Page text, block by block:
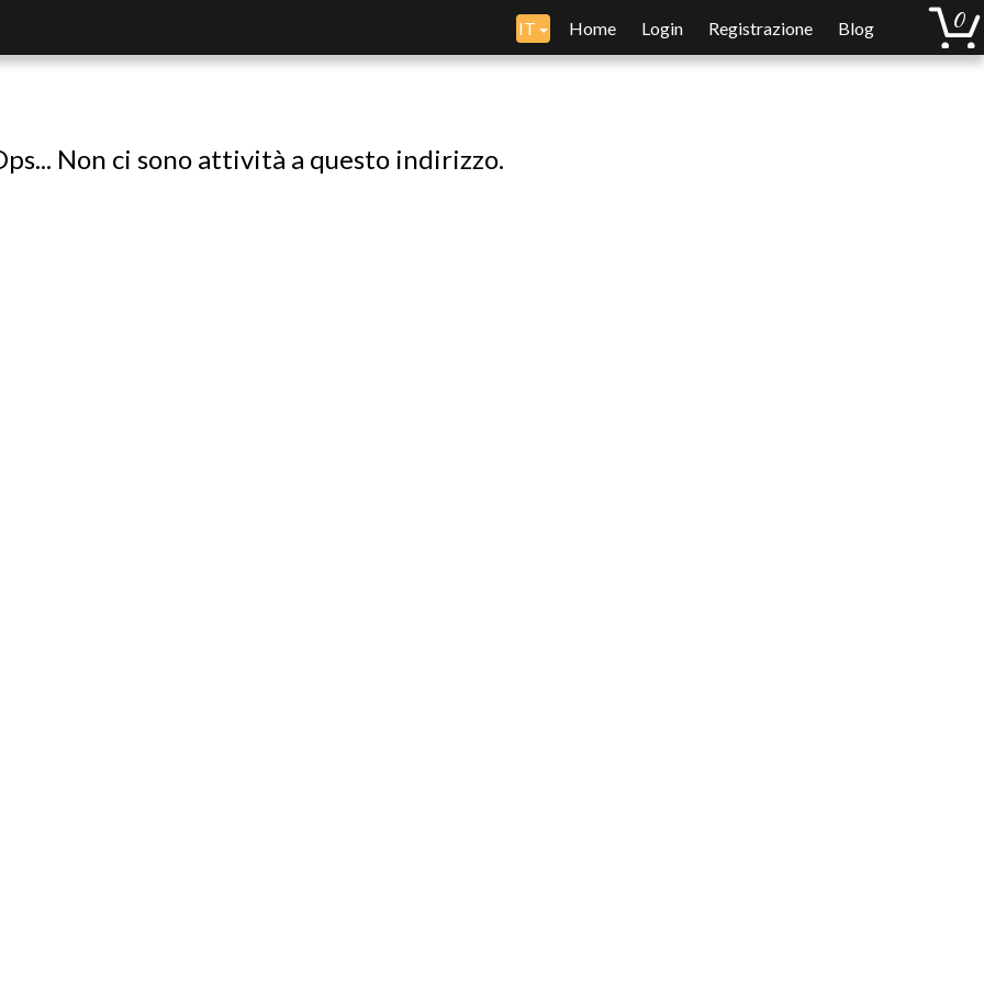
IT Home Login Registrazione Blog
Non ci sono attività a questo indirizzo.